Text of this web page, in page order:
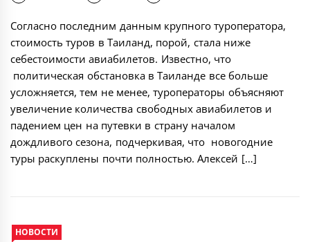
Согласно последним данным крупного туроператора,
стоимость туров в Таиланд, порой, стала ниже
себестоимости авиабилетов. Известно, что
политическая обстановка в Таиланде все больше
усложняется, тем не менее, туроператоры объясняют
увеличение количества свободных авиабилетов и
падением цен на путевки в страну началом
дождливого сезона, подчеркивая, что новогодние
туры раскуплены почти полностью. Алексей […]
НОВОСТИ